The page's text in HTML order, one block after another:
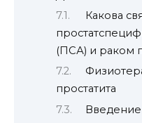
Какова
(ПСА) и раком
простатита
Введение